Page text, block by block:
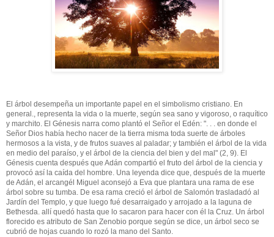
El árbol desempeña un importante papel en el simbolismo cristiano. En
general., representa la vida o la muerte, según sea sano y vigoroso, o raquítico
y marchito. El Génesis narra como plantó el Señor el Edén: ". . . en donde el
Señor Dios había hecho nacer de la tierra misma toda suerte de árboles
hermosos a la vista, y de frutos suaves al paladar; y también el árbol de la vida
en medio del paraíso, y el árbol de la ciencia del bien y del mal" (2, 9). El
Génesis cuenta después que Adán compartió el fruto del árbol de la ciencia y
provocó así la caída del hombre. Una leyenda dice que, después de la muerte
de Adán, el arcangél Miguel aconsejó a Eva que plantara una rama de ese
árbol sobre su tumba. De esa rama creció el árbol de Salomón trasladadó al
Jardín del Templo, y que luego fué desarraigado y arrojado a la laguna de
Bethesda. allí quedó hasta que lo sacaron para hacer con él la Cruz. Un árbol
florecido es atributo de San Zenobio porque según se dice, un árbol seco se
cubrió de hojas cuando lo rozó la mano del Santo.